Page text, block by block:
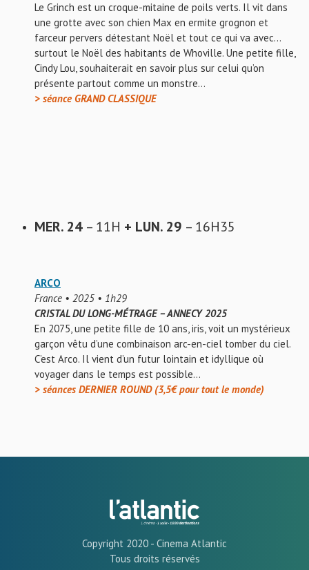
Le Grinch est un croque-mitaine de poils verts. Il vit dans
une grotte avec son chien Max en ermite grognon et
farceur pervers détestant Noël et tout ce qui va avec…
surtout le Noël des habitants de Whoville. Une petite fille,
Cindy Lou, souhaiterait en savoir plus sur celui qu’on
présente partout comme un monstre…
> séance GRAND CLASSIQUE
MER. 24 – 11H + LUN. 29 – 16H35
ARCO
France • 2025 • 1h29
CRISTAL DU LONG-MÉTRAGE – ANNECY 2025
En 2075, une petite fille de 10 ans, iris, voit un mystérieux
garçon vêtu d’une combinaison arc-en-ciel tomber du ciel.
C’est Arco. Il vient d’un futur lointain et idyllique où
voyager dans le temps est possible…
> séances DERNIER ROUND (3,5€ pour tout le monde)
Copyright 2020 - Cinema Atlantic
Tous droits réservés